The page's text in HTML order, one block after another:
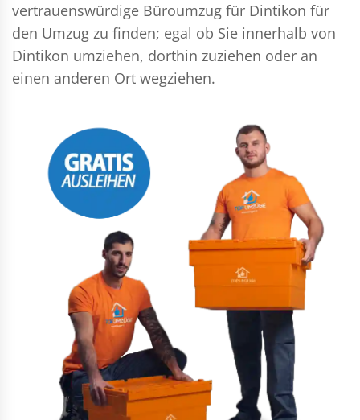
vertrauenswürdige Büroumzug für Dintikon für
den Umzug zu finden; egal ob Sie innerhalb von
Dintikon umziehen, dorthin zuziehen oder an
einen anderen Ort wegziehen.